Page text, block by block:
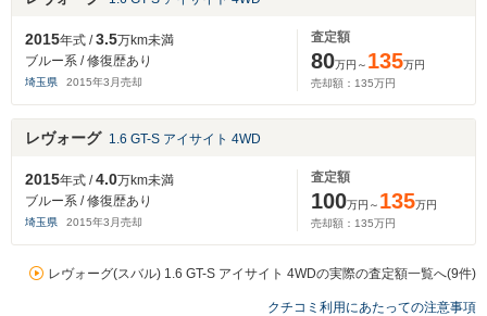
2015年式 /3.5万km未満
ブルー系 / 修復歴あり
埼玉県 2015年3 月売却
査定額
80万円～ 135万円
売却額： 135万円
レヴォーグ 1.6 GT-S アイサイト 4WD
2015年式 /4.0万km未満
ブルー系 / 修復歴あり
埼玉県 2015年3 月売却
査定額
100万円～ 135万円
売却額： 135万円
レヴォーグ(スバル) 1.6 GT-S アイサイト 4WDの実際の査定額一覧へ(9件)
クチコミ利用にあたっての注意事項